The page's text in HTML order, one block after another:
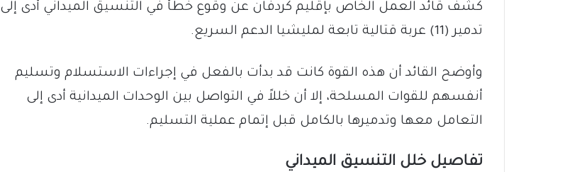
كشف قائد العمل الخاص بإقليم كردفان عن وقوع خطأ في التنسيق الميداني أدى إلى
تدمير (11) عربة قتالية تابعة لمليشيا الدعم السريع.
وأوضح القائد أن هذه القوة كانت قد بدأت بالفعل في إجراءات الاستسلام وتسليم
أنفسهم للقوات المسلحة، إلا أن خللاً في التواصل بين الوحدات الميدانية أدى إلى
التعامل معها وتدميرها بالكامل قبل إتمام عملية التسليم.
تفاصيل خلل التنسيق الميداني